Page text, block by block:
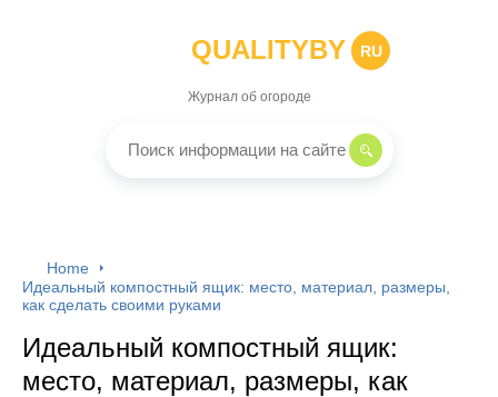
QUALITYBY RU
Журнал об огороде
Home
Идеальный компостный ящик: место, материал, размеры,
как сделать своими руками
Идеальный компостный ящик:
место, материал, размеры, как